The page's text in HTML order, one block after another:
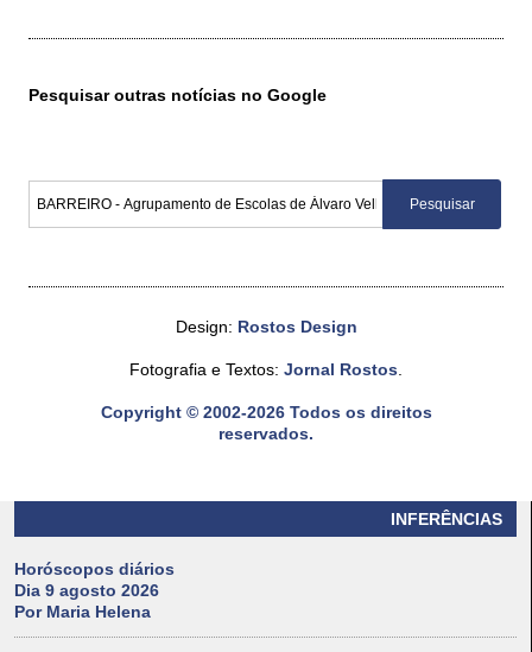
INFERÊNCIAS
Horóscopos diários
Dia 9 agosto 2026
Por Maria Helena
Pesquisar outras notícias no Google
Design: Rostos Design
Fotografia e Textos: Jornal Rostos.
Copyright © 2002-2026 Todos os direitos
reservados.